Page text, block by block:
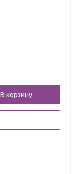
В корзину